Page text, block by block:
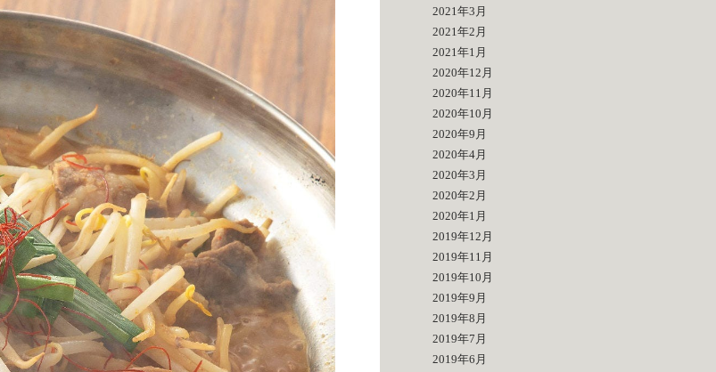
2021年3月
2021年2月
2021年1月
2020年12月
2020年11月
2020年10月
2020年9月
2020年4月
2020年3月
2020年2月
2020年1月
2019年12月
2019年11月
2019年10月
2019年9月
2019年8月
2019年7月
2019年6月